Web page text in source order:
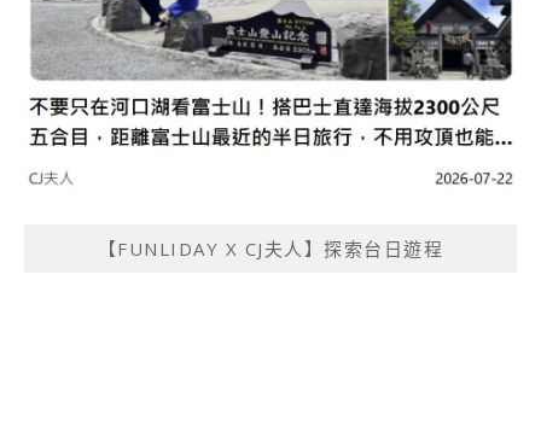
【FUNLIDAY X CJ夫人】探索台日遊程